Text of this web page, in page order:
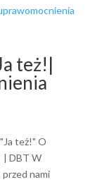
też!|
też!" O
| DBT W
nami